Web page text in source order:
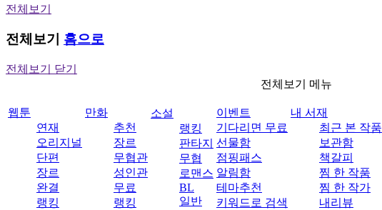
전체보기
전체보기 홈으로
전체보기 닫기
전체보기 메뉴
웹툰
연재
오리지널
단편
장르
완결
랭킹
만화
추천
장르
무협관
성인관
무료
랭킹
소설
랭킹
판타지
무협
로맨스
BL
일반
이벤트
기다리면 무료
선물함
점핑패스
알림함
테마추천
키워드로 검색
내 서재
최근 본 작품
보관함
책갈피
찜 한 작품
찜 한 작가
내리뷰